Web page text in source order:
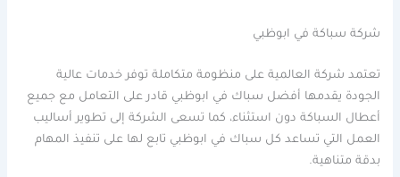
شركة سباكة في ابوظبي
تعتمد شركة العالمية على منظومة متكاملة توفر خدمات عالية
الجودة يقدمها أفضل سباك في ابوظبي قادر على التعامل مع جميع
أعطال السباكة دون استثناء، كما تسعى الشركة إلى تطوير أساليب
العمل التي تساعد كل سباك في ابوظبي تابع لها على تنفيذ المهام
بدقة متناهية.